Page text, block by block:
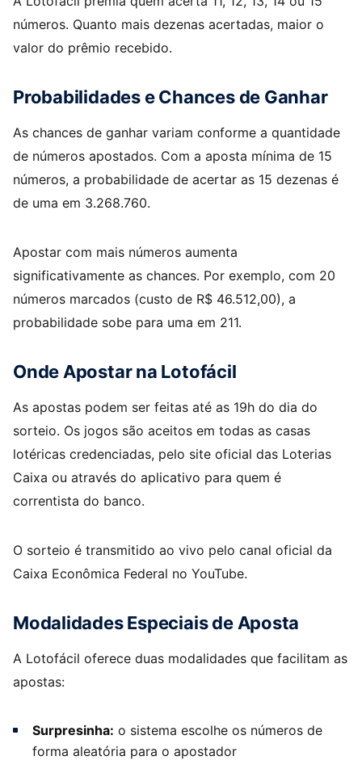
números. Quanto mais dezenas acertadas, maior o
valor do prêmio recebido.
Probabilidades e Chances de Ganhar
As chances de ganhar variam conforme a quantidade
de números apostados. Com a aposta mínima de 15
números, a probabilidade de acertar as 15 dezenas é
de uma em 3.268.760.
Apostar com mais números aumenta
significativamente as chances. Por exemplo, com 20
números marcados (custo de R$ 46.512,00), a
probabilidade sobe para uma em 211.
Onde Apostar na Lotofácil
As apostas podem ser feitas até as 19h do dia do
sorteio. Os jogos são aceitos em todas as casas
lotéricas credenciadas, pelo site oficial das Loterias
Caixa ou através do aplicativo para quem é
correntista do banco.
O sorteio é transmitido ao vivo pelo canal oficial da
Caixa Econômica Federal no YouTube.
Modalidades Especiais de Aposta
A Lotofácil oferece duas modalidades que facilitam as
apostas:
Surpresinha: o sistema escolhe os números de
forma aleatória para o apostador